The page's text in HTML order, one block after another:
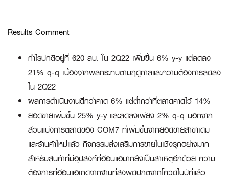
Results Comment
กำไรปกติอยู่ที่ 620 ลบ. ใน 2Q22 เพิ่มขึ้น 6% y-y แต่ลดลง
21% q-q เนื่องจากผลกระทบตามฤดูกาลและความต้องการลดลง
ใน 2Q22
ผลการดำเนินงานดีกว่าคาด 6% แต่ต่ำกว่าที่ตลาดคาดไว้ 14%
ยอดขายเพิ่มขึ้น 25% y-y และลดลงเพียง 2% q-q นอกจาก
ส่วนแบ่งการตลาดของ COM7 ที่เพิ่มขึ้นจากยอดขายสาขาเดิม
และร้านค้าใหม่แล้ว กิจกรรมส่งเสริมการขายในเชิงรุกอย่างมาก
สำหรับสินค้าที่มีอุปสงค์ที่อ่อนแอมากยังเป็นสาเหตุอีกด้วย ความ